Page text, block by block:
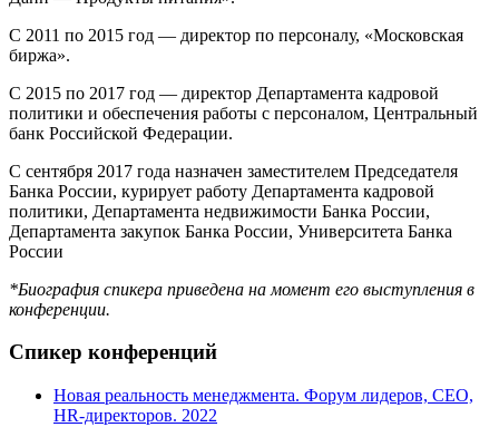
С 2011 по 2015 год — директор по персоналу, «Московская
биржа».
С 2015 по 2017 год — директор Департамента кадровой
политики и обеспечения работы с персоналом, Центральный
банк Российской Федерации.
С сентября 2017 года назначен заместителем Председателя
Банка России, курирует работу Департамента кадровой
политики, Департамента недвижимости Банка России,
Департамента закупок Банка России, Университета Банка
России
*Биография спикера приведена на момент его выступления в
конференции.
Спикер конференций
Новая реальность менеджмента. Форум лидеров, CEO,
HR-директоров. 2022